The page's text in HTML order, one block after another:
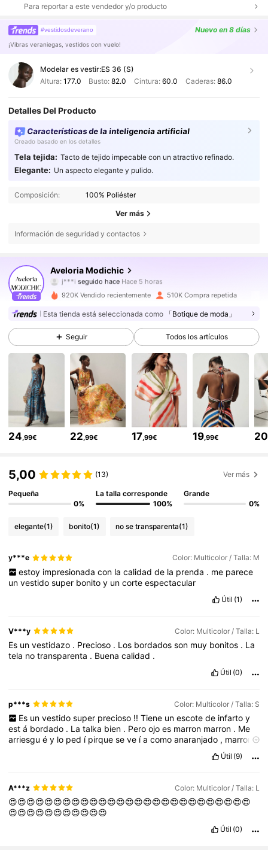
Para reportar a este vendedor y/o producto
#vestidosdeverano Nuevo en 8 días
¡Vibras veraniegas, vestidos con vuelo!
Modelar es vestir:ES 36 (S)
Altura: 177.0 Busto:82.0 Cintura: 60.0 Caderas: 86.0
Detalles Del Producto
Características de la inteligencia artificial
Creado basado en los detalles
Tela tejida: Tacto de tejido impecable con un atractivo refinado.
Elegante: Un aspecto elegante y pulido.
Composición: 100% Poliéster
Ver más
Información de seguridad y contactos
Aveloria Modichic
j***iseguido haceHace 5 horas
8***zestá navegando
4,81
776K Seguidores
4,81 776K Seguidores
4,81 776K Seguidores
4,81 776K Seguidores
776K Seguidores
4,81 776K Seguidores
4,81 776K Seguidores
920K Vendido recientemente 510K Compra repetida
Esta tienda está seleccionada como 「Botique de moda」
Seguir Todos los artículos
24,99€ 22,99€ 17,99€ 19,99€ 20
5,00 (13) Ver más
Pequeña
0%
La talla corresponde
100%
Grande
0%
elegante(1) bonito(1) no se transparenta(1)
y***e Color: Multicolor / Talla: M
estoy impresionada con la calidad de la prenda . me parece
unvestidosuper bonitoy uncorteespectacular
Útil (1)
V***y Color: Multicolor / Talla: L
Es unvestidazo . Precioso . Los bordadosson muy bonitos . La
tela notransparenta . Buenacalidad .
Útil (0)
p***s Color: Multicolor / Talla: S
Es un vestido super precioso !! Tiene un escote de infarto y
está bordado . Latalka bien . Peroojoes marron marron . Me
arriesguéy lo ped í pirqueseve íacomoanaranjado , marron
devuelvo
Útil (9)
A***z Color: Multicolor / Talla: L
😍😍😍😍😍😍😍😍😍😍😍😍😍😍😍😍😍😍😍😍😍😍😍😍😍😍😍
😍😍😍😍😍😍😍😍😍😍😍
Útil (0)